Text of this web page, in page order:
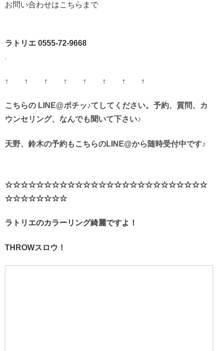
お問い合わせはこちらまで
ラトリエ 0555-72-9668
↑ ↑ ↑ ↑ ↑ ↑ ↑ ↑
こちらの LINE@ポチッ♪てしてください。予約、質問、カ
ウンセリング、なんでも聞いて下さい♪
天野、鈴木の予約もこちらのLINE@から随時受付中です♪
☆☆☆☆☆☆☆☆☆☆☆☆☆☆☆☆☆☆☆☆☆☆☆☆☆☆
☆☆☆☆☆☆☆☆
ラトリエのカラーリング綺麗ですよ！
THROWスロウ！